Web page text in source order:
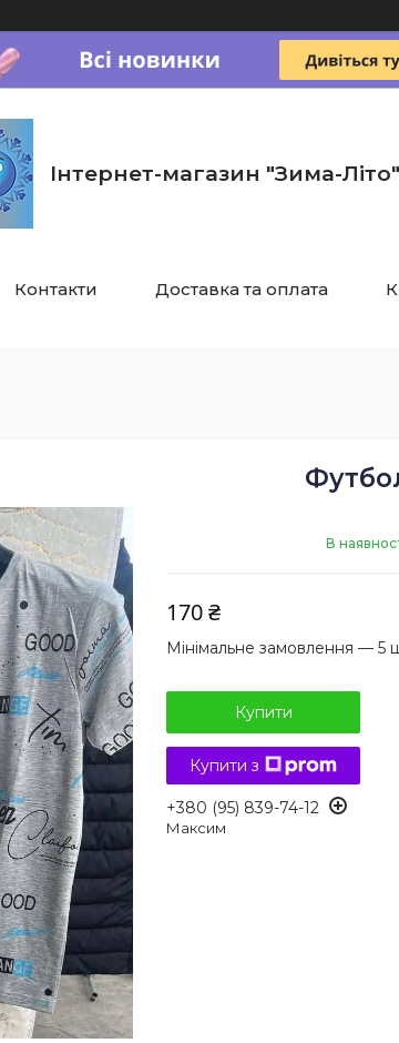
Інтернет-магазин "Зима-Літо"
Контакти Доставка та оплата
В
170 ₴
Мінімальне замовлення — 5
Купити
Купити з
+380 (95) 839-74-12
Максим